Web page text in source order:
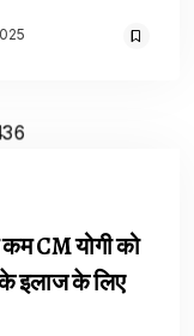
CM योगी को
इलाज के लिए